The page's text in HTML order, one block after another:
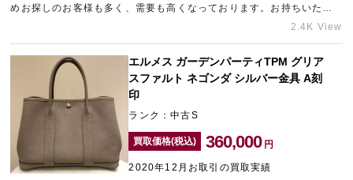
めお探しのお客様も多く、需要も高くなっております。お持ちいただ
きましたお品物の状態は中古でしたが、人気色であるクレでしたの
2.4K View
エルメス ガーデンパーティTPM グリア
スファルト ネゴンダ シルバー金具 A刻
印
ランク：中古S
買取価格(税込) 360,000 円
2020年12月お取引の買取実績